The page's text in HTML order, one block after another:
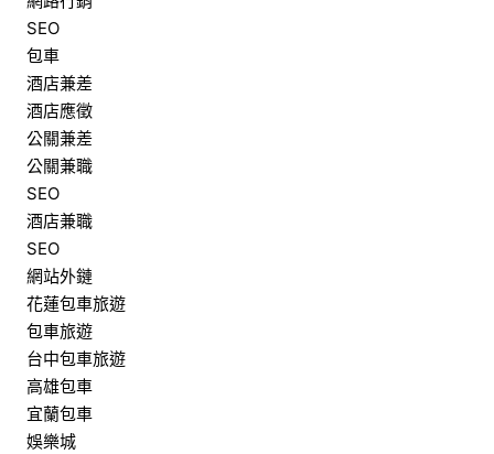
SEO
包車
酒店兼差
酒店應徵
公關兼差
公關兼職
SEO
酒店兼職
SEO
網站外鏈
花蓮包車旅遊
包車旅遊
台中包車旅遊
高雄包車
宜蘭包車
娛樂城